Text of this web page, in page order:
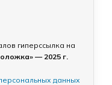
гиперссылка на
— 2025 г.
данных